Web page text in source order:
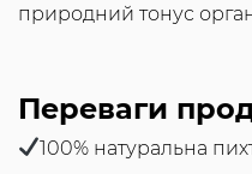
природний тонус
Переваги
100% натуральна